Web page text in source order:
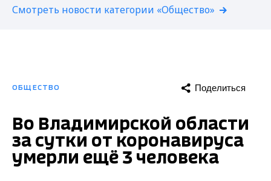
Смотреть новости категории «Общество»
ОБЩЕСТВО Поделиться
Во Владимирской области
за сутки от коронавируса
умерли ещё 3 человека